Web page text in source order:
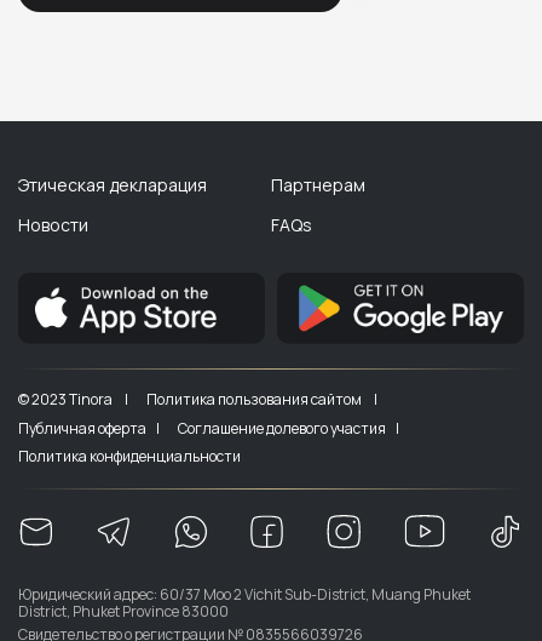
Этическая декларация
Новости
Партнерам
FAQs
© 2023 Tinora |
Политика пользования сайтом |
Публичная оферта |
Соглашение долевого участия |
Политика конфиденциальности
Юридический адрес: 60/37 Moo 2 Vichit Sub-District, Muang Phuket
District, Phuket Province 83000
Свидетельство о регистрации № 0835566039726